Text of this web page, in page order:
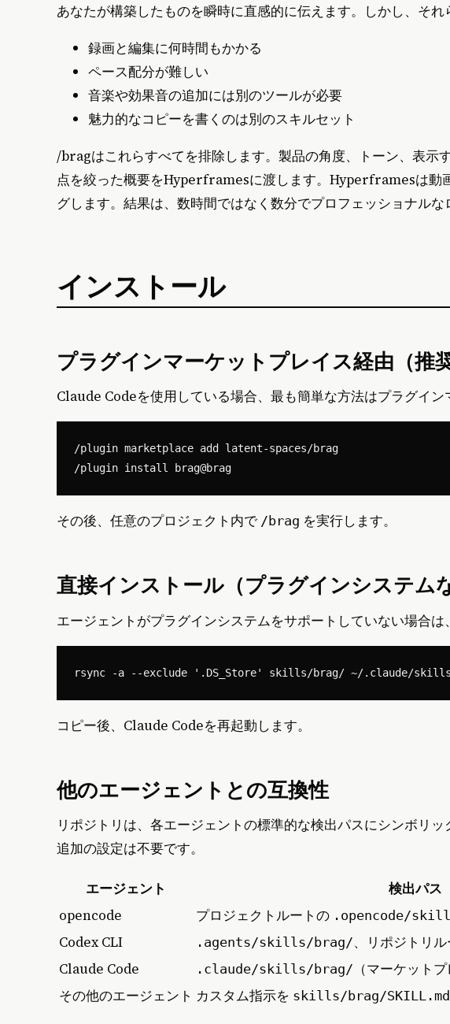
あなたが構築したものを瞬時に直感的に伝えます。しかし、それ
録画と編集に何時間もかかる
ペース配分が難しい
音楽や効果音の追加には別のツールが必要
魅力的なコピーを書くのは別のスキルセット
/bragはこれらすべてを排除します。製品の角度、トーン、表示
点を絞った概要をHyperframesに渡します。Hyperframesは動
グします。結果は、数時間ではなく数分でプロフェッショナルな
インストール
プラグインマーケットプレイス経由（推奨
Claude Codeを使用している場合、最も簡単な方法はプラグイン
/plugin marketplace add latent-spaces/brag
その後、任意のプロジェクト内で /brag を実行します。
直接インストール（プラグインシステム
エージェントがプラグインシステムをサポートしていない場合は
コピー後、Claude Codeを再起動します。
他のエージェントとの互換性
リポジトリは、各エージェントの標準的な検出パスにシンボリッ
追加の設定は不要です。
エージェント
検出パス
opencode
プロジェクトルートの .opencode/
Codex CLI .agents/skills/brag/、リポジトリ
Claude Code
.claude/skills/brag/ （マーケット
その他のエージェント カスタム指示を skills/brag/SKILL.md